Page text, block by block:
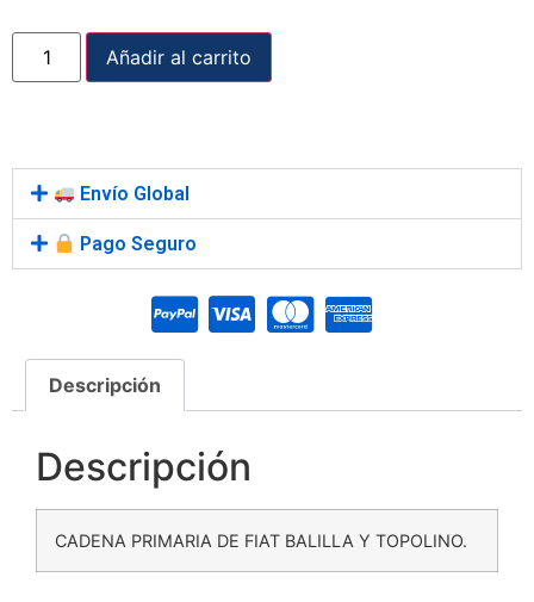
Añadir al carrito
Envío Global
Pago Seguro
Descripción
Descripción
CADENA PRIMARIA DE FIAT BALILLA Y TOPOLINO.